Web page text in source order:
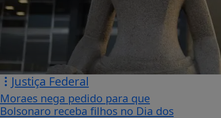
Justiça Federal
Moraes nega pedido para que
Bolsonaro receba filhos no Dia dos